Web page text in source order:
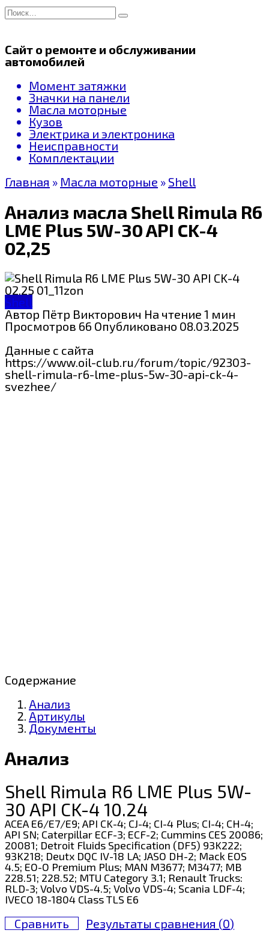
Перейти
к
Search
for:
Сайт о ремонте и обслуживании
автомобилей
Момент затяжки
Значки на панели
Масла моторные
Кузов
Электрика и электроника
Неисправности
Комплектации
Главная » Масла моторные » Shell
Анализ масла Shell Rimula R6
LME Plus 5W-30 API CK-4
02,25
Shell
Автор Пётр Викторович На чтение 1 мин
Просмотров 66 Опубликовано 08.03.2025
Данные с сайта
https://www.oil-club.ru/forum/topic/92303-
shell-rimula-r6-lme-plus-5w-30-api-ck-4-
svezhee/
Содержание
Анализ
Артикулы
Документы
Анализ
Shell Rimula R6 LME Plus 5W-
30 API CK-4 10.24
ACEA E6/E7/E9; API CK-4; CJ-4; CI-4 Plus; CI-4; CH-4;
API SN; Caterpillar ECF-3; ECF-2; Cummins CES 20086;
20081; Detroit Fluids Specification (DF5) 93K222;
93K218; Deutx DQC IV-18 LA; JASO DH-2; Mack EOS
4.5; EO-O Premium Plus; MAN M3677; M3477; MB
228.51; 228.52; MTU Category 3.1; Renault Trucks:
RLD-3; Volvo VDS-4.5; Volvo VDS-4; Scania LDF-4;
IVECO 18-1804 Class TLS E6
Сравнить Результаты сравнения (0)